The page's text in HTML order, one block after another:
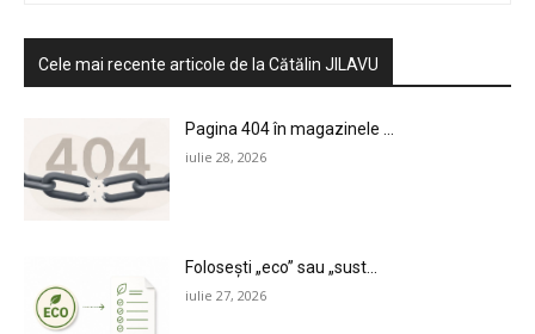
Cele mai recente articole de la Cătălin JILAVU
Pagina 404 în magazinele ...
iulie 28, 2026
Folosești „eco” sau „sust...
iulie 27, 2026